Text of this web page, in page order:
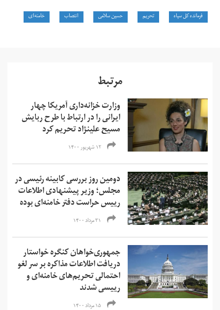
فرمانده کل سپاه تحریم حسین سلامی انتصاب خامنه‌ای
مرتبط
وزارت خزانه‌داری آمریکا چهار
ایرانی را در ارتباط با طرح ربایش
مسیح علینژاد تحریم کرد
۱۲ شهریور ۱۴۰۰
دومین روز بررسی کابینه رئیسی در
مجلس؛ وزیر پیشنهادی اطلاعات
رییس حراست دفتر خامنه‌ای بوده
۳۱ مرداد ۱۴۰۰
جمهوری‌خواهان کنگره خواستار
دریافت اطلاعات مذاکره بر سر لغو
احتمالی تحریم‌های خامنه‌ای و
رییسی شدند
۱۵ مرداد ۱۴۰۰